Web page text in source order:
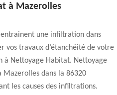
à Mazerolles
une infiltration dans
vos travaux d’étanchéité de votre
Nettoyage Habitat. Nettoyage
dans la 86320
les causes des infiltrations.